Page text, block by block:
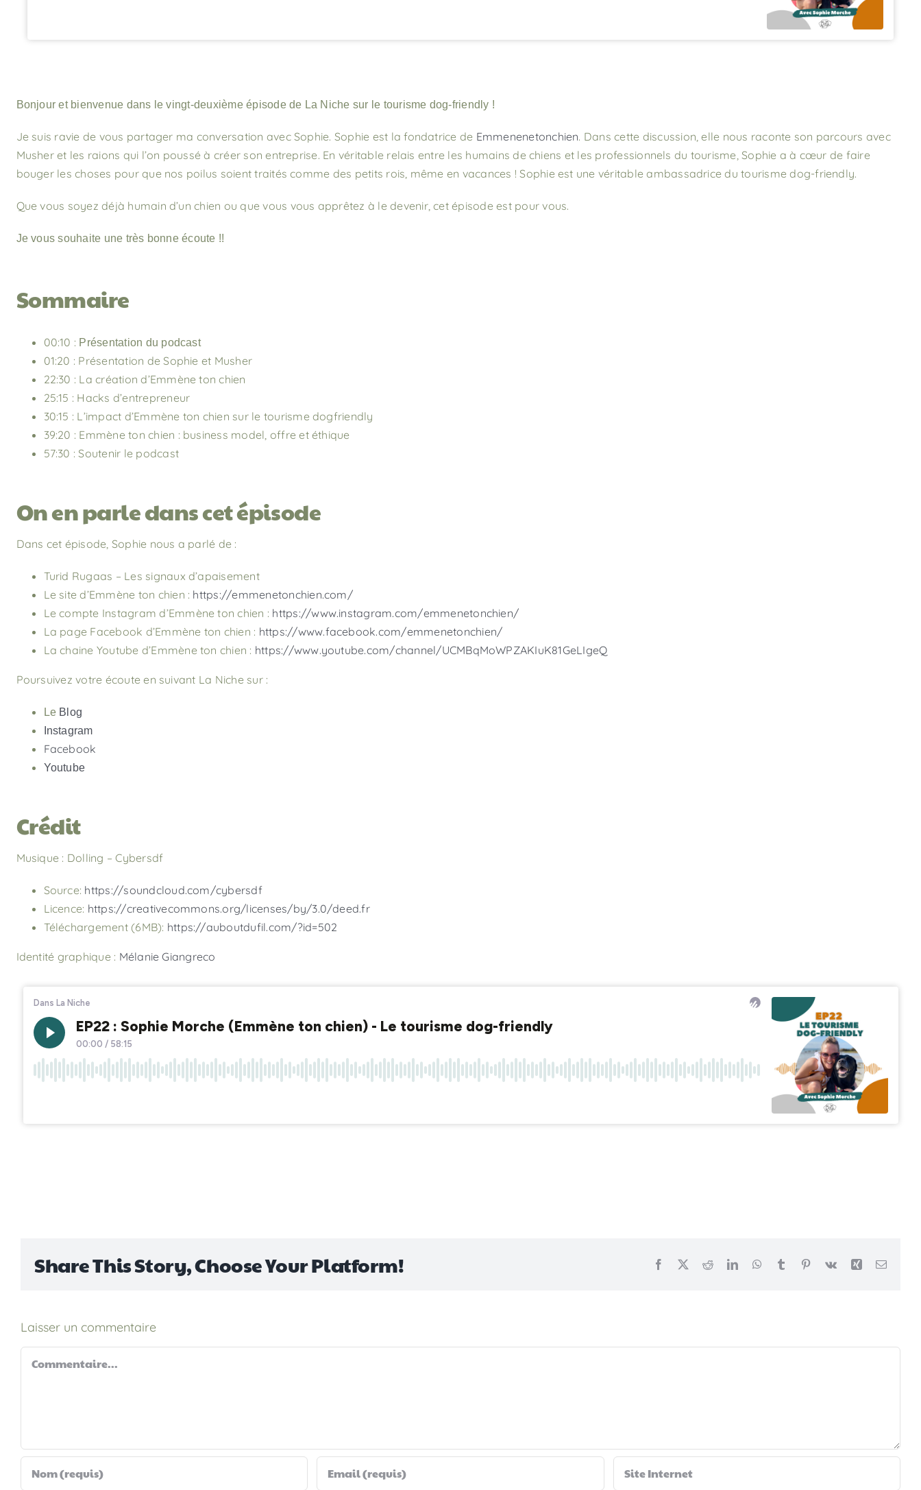
Bonjour et bienvenue dans le vingt-deuxième épisode de La Niche sur le tourisme dog-friendly !
Je suis ravie de vous partager ma conversation avec Sophie. Sophie est la fondatrice de Emmenenetonchien. Dans cette discussion, elle nous raconte son parcours avec
Musher et les raions qui l’on poussé à créer son entreprise. En véritable relais entre les humains de chiens et les professionnels du tourisme, Sophie a à cœur de faire
bouger les choses pour que nos poilus soient traités comme des petits rois, même en vacances ! Sophie est une véritable ambassadrice du tourisme dog-friendly.
Que vous soyez déjà humain d’un chien ou que vous vous apprêtez à le devenir, cet épisode est pour vous.
Je vous souhaite une très bonne écoute !!
Sommaire
00:10 : Présentation du podcast
01:20 : Présentation de Sophie et Musher
22:30 : La création d’Emmène ton chien
25:15 : Hacks d’entrepreneur
30:15 : L’impact d’Emmène ton chien sur le tourisme dogfriendly
39:20 : Emmène ton chien : business model, offre et éthique
57:30 : Soutenir le podcast
On en parle dans cet épisode
Dans cet épisode, Sophie nous a parlé de :
Turid Rugaas – Les signaux d’apaisement
Le site d’Emmène ton chien : https://emmenetonchien.com/
Le compte Instagram d’Emmène ton chien : https://www.instagram.com/emmenetonchien/
La page Facebook d’Emmène ton chien : https://www.facebook.com/emmenetonchien/
La chaine Youtube d’Emmène ton chien : https://www.youtube.com/channel/UCMBqMoWPZAKIuK81GeLIgeQ
Poursuivez votre écoute en suivant La Niche sur :
Le Blog
Instagram
Facebook
Youtube
Crédit
Musique : Dolling – Cybersdf
Source: https://soundcloud.com/cybersdf
Licence: https://creativecommons.org/licenses/by/3.0/deed.fr
Téléchargement (6MB): https://auboutdufil.com/?id=502
Identité graphique : Mélanie Giangreco
Share This Story, Choose Your Platform! Facebook RedditLinkedInWhatsApp
Tumblr Pinterest
Vk Xing Email
Laisser un commentaire